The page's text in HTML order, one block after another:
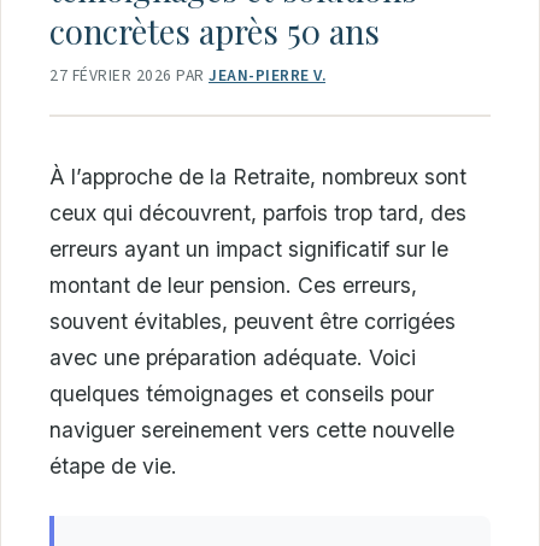
concrètes après 50 ans
27 FÉVRIER 2026 PAR JEAN-PIERRE V.
À l’approche de la Retraite, nombreux sont
ceux qui découvrent, parfois trop tard, des
erreurs ayant un impact significatif sur le
montant de leur pension. Ces erreurs,
souvent évitables, peuvent être corrigées
avec une préparation adéquate. Voici
quelques témoignages et conseils pour
naviguer sereinement vers cette nouvelle
étape de vie.